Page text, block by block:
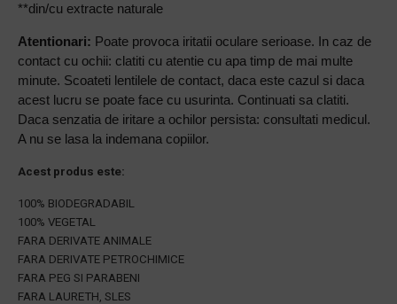
**din/cu extracte naturale
Atentionari: Poate provoca iritatii oculare serioase. In caz de
contact cu ochii: clatiti cu atentie cu apa timp de mai multe
minute. Scoateti lentilele de contact, daca este cazul si daca
acest lucru se poate face cu usurinta. Continuati sa clatiti.
Daca senzatia de iritare a ochilor persista: consultati medicul.
A nu se lasa la indemana copiilor.
Acest produs este:
100% BIODEGRADABIL
100% VEGETAL
FARA DERIVATE ANIMALE
FARA DERIVATE PETROCHIMICE
FARA PEG SI PARABENI
FARA LAURETH, SLES